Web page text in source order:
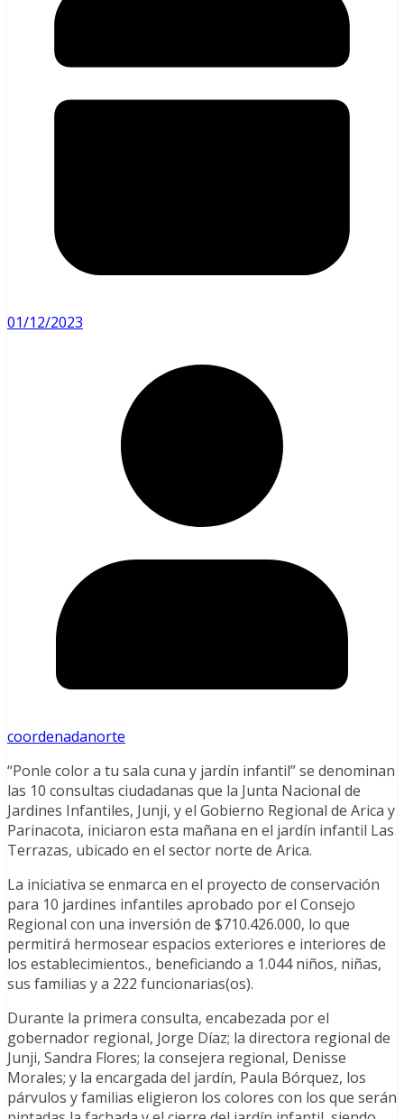
01/12/2023
coordenadanorte
“Ponle color a tu sala cuna y jardín infantil” se denominan
las 10 consultas ciudadanas que la Junta Nacional de
Jardines Infantiles, Junji, y el Gobierno Regional de Arica y
Parinacota, iniciaron esta mañana en el jardín infantil Las
Terrazas, ubicado en el sector norte de Arica.
La iniciativa se enmarca en el proyecto de conservación
para 10 jardines infantiles aprobado por el Consejo
Regional con una inversión de $710.426.000, lo que
permitirá hermosear espacios exteriores e interiores de
los establecimientos., beneficiando a 1.044 niños, niñas,
sus familias y a 222 funcionarias(os).
Durante la primera consulta, encabezada por el
gobernador regional, Jorge Díaz; la directora regional de
Junji, Sandra Flores; la consejera regional, Denisse
Morales; y la encargada del jardín, Paula Bórquez, los
párvulos y familias eligieron los colores con los que serán